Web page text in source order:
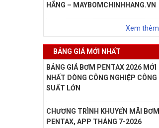
HÃNG – MAYBOMCHINHHANG.VN
Xem thêm
BẢNG GIÁ MỚI NHẤT
BẢNG GIÁ BƠM PENTAX 2026 MỚI
NHẤT DÒNG CÔNG NGHIỆP CÔNG
SUẤT LỚN
CHƯƠNG TRÌNH KHUYẾN MÃI BƠM
PENTAX, APP THÁNG 7-2026